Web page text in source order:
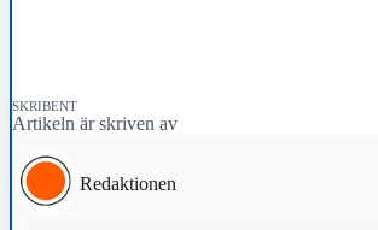
SKRIBENT
Artikeln är skriven av
Redaktionen